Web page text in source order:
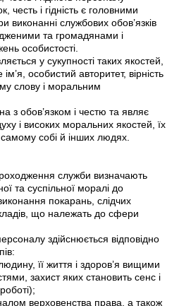
честь і гідність є головними
службових обов’язків
та громадянами і
особистості.
у сукупності таких якостей,
особистий авторитет, вірність
слову і моральним
з обов’язком і честю та являє
і високих моральних якостей, їх
собі й інших людях.
служби визначають
та суспільної моралі до
покарань, слідчих
що належать до сфери
здійснюється відповідно
її життя і здоров’я вищими
захист яких становить сенс і
верховенства права, а також